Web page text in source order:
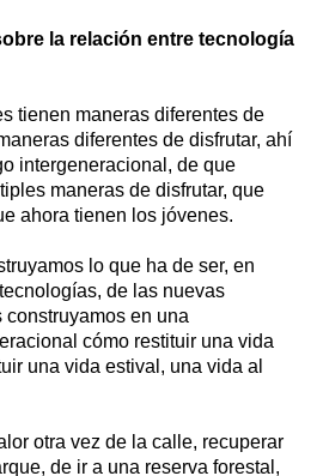
la relación entre tecnología
tienen maneras diferentes de
diferentes de disfrutar, ahí
intergeneracional, de que
maneras de disfrutar, que
ahora tienen los jóvenes.
lo que ha de ser, en
de las nuevas
en una
cómo restituir una vida
una vida estival, una vida al
otra vez de la calle, recuperar
de ir a una reserva forestal,